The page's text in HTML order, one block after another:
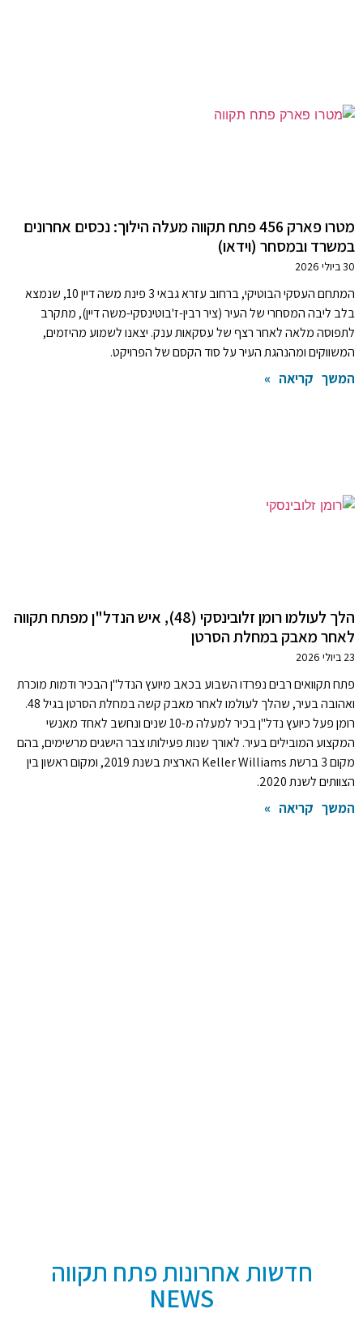
מטרו פארק 456 פתח תקווה מעלה הילוך: נכסים אחרונים
במשרד ובמסחר (וידאו)
30 ביולי 2026
המתחם העסקי הבוטיקי, ברחוב עזרא גבאי 3 פינת משה דיין 10, שנמצא
בלב ליבה המסחרי של העיר (ציר רבין-ז'בוטינסקי-משה דיין), מתקרב
לתפוסה מלאה לאחר רצף של עסקאות ענק. יצאנו לשמוע מהיזמים,
המשווקים ומהנהגת העיר על סוד הקסם של הפרויקט.
המשך קריאה »
הלך לעולמו רומן זלובינסקי (48), איש הנדל"ן מפתח תקווה
לאחר מאבק במחלת הסרטן
23 ביולי 2026
פתח תקוואים רבים נפרדו השבוע בכאב מיועץ הנדל"ן הבכיר ודמות מוכרת
ואהובה בעיר, שהלך לעולמו לאחר מאבק קשה במחלת הסרטן בגיל 48.
רומן פעל כיועץ נדל"ן בכיר למעלה מ-10 שנים ונחשב לאחד מאנשי
המקצוע המובילים בעיר. לאורך שנות פעילותו צבר הישגים מרשימים, בהם
מקום 3 ברשת Keller Williams הארצית בשנת 2019, ומקום ראשון בין
הצוותים לשנת 2020.
המשך קריאה »
חדשות אחרונות פתח תקווה
NEWS